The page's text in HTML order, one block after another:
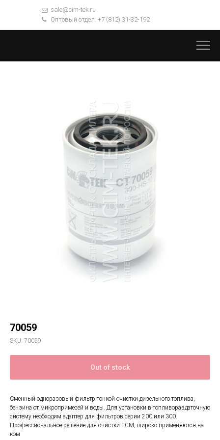
sale@cim-tek.ru
Оптовый отдел: +7 (812) 31-32-192
70059
SKU: 70059
Out of stock
Сменный одноразовый фильтр тонкой очистки дизельного топлива,
бензина от микропримесей и воды. Для установки в топливораздаточную
систему необходим адаптер для фильтров серии 200 или 300.
Профессиональное решение для очистки ГСМ, широко применяются на
ком